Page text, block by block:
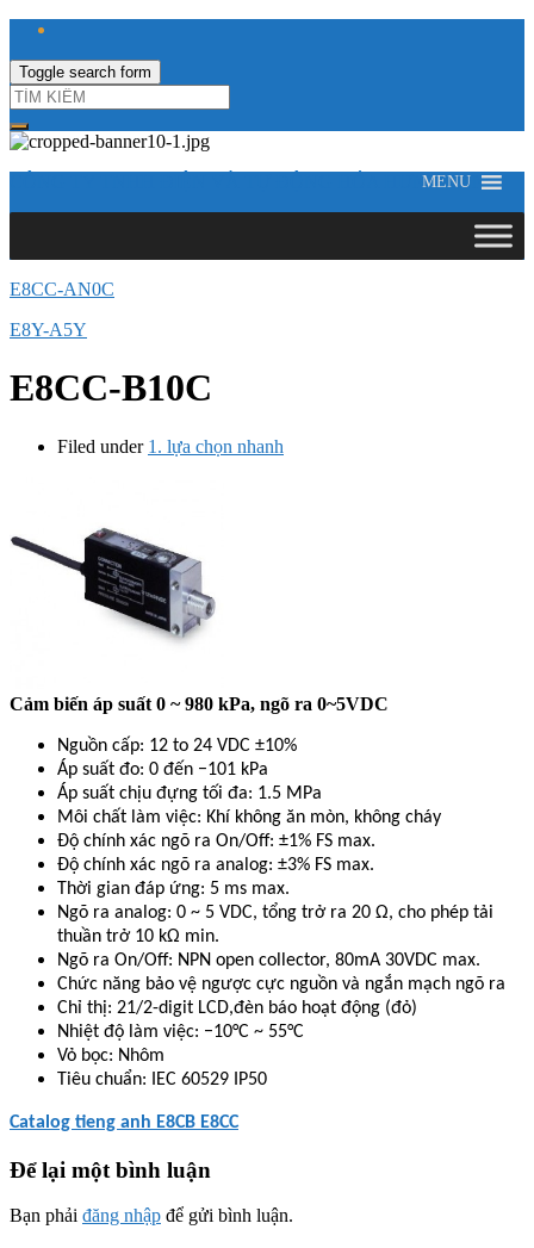
Toggle search form
CÔNG TY TNHH ĐIỆN VÀ TỰ ĐỘNG HÓA HƯNG LONG
MENU
E8CC-AN0C
E8Y-A5Y
E8CC-B10C
Filed under 1. lựa chọn nhanh
Cảm biến áp suất 0 ~ 980 kPa, ngõ ra 0~5VDC
Nguồn cấp: 12 to 24 VDC ±10%
Áp suất đo: 0 đến −101 kPa
Áp suất chịu đựng tối đa: 1.5 MPa
Môi chất làm việc: Khí không ăn mòn, không cháy
Độ chính xác ngõ ra On/Off: ±1% FS max.
Độ chính xác ngõ ra analog: ±3% FS max.
Thời gian đáp ứng: 5 ms max.
Ngõ ra analog: 0 ~ 5 VDC, tổng trở ra 20 Ω, cho phép tải
thuần trở 10 kΩ min.
Ngõ ra On/Off: NPN open collector, 80mA 30VDC max.
Chức năng bảo vệ ngược cực nguồn và ngắn mạch ngõ ra
Chỉ thị: 21/2-digit LCD,đèn báo hoạt động (đỏ)
Nhiệt độ làm việc: −10°C ~ 55°C
Vỏ bọc: Nhôm
Tiêu chuẩn: IEC 60529 IP50
Catalog tieng anh E8CB E8CC
Để lại một bình luận
Bạn phải đăng nhập để gửi bình luận.